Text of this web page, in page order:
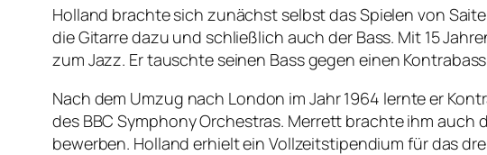
Holland brachte sich zunächst selbst das Spielen von
die Gitarre dazu und schließlich auch der Bass. Mit 15
zum Jazz. Er tauschte seinen Bass gegen einen
Nach dem Umzug nach London im Jahr 1964 lernte er
des BBC Symphony Orchestras. Merrett brachte ihm
bewerben. Holland erhielt ein Vollzeitstipendium für das